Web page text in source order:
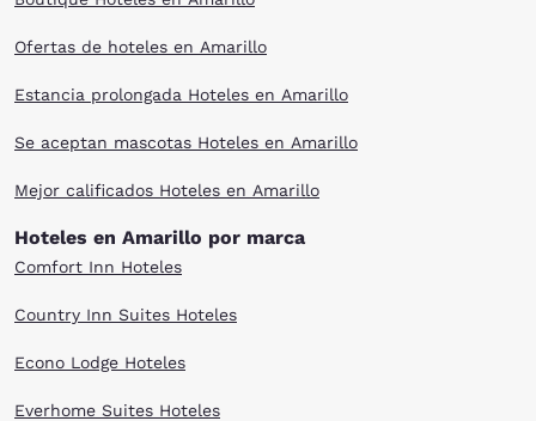
Ofertas de hoteles en Amarillo
Estancia prolongada Hoteles en Amarillo
Se aceptan mascotas Hoteles en Amarillo
Mejor calificados Hoteles en Amarillo
Hoteles en Amarillo por marca
Comfort Inn Hoteles
Country Inn Suites Hoteles
Econo Lodge Hoteles
Everhome Suites Hoteles